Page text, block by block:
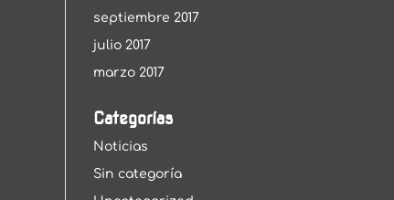
septiembre 2017
julio 2017
marzo 2017
Categorías
Noticias
Sin categoría